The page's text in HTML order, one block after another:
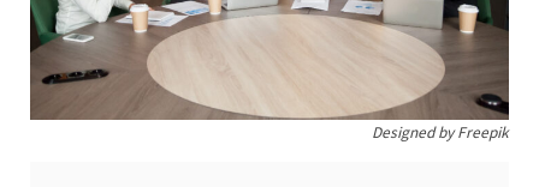
Designed by Freepik